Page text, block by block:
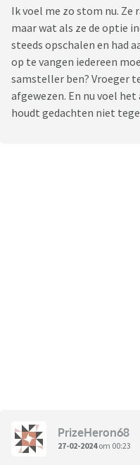
Ik voel me zo stom nu. Ze
maar wat als ze de optie
steeds opschalen en had
op te vangen iedereen
samsteller ben? Vroeger
afgewezen. En nu voel het
houdt gedachten niet
PrizeHeron68
27-02-2024om 00:23